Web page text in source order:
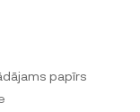
papīrs